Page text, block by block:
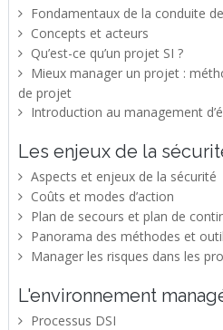
Fondamentaux de la conduite
Concepts et acteurs
Qu’est-ce qu’un projet SI ?
de projet
Introduction au management
Les enjeux de la
Aspects et enjeux de la sécurité
Coûts et modes d’action
Plan de secours et plan de
Panorama des méthodes et
Manager les risques dans les
L'environnement
Processus DSI